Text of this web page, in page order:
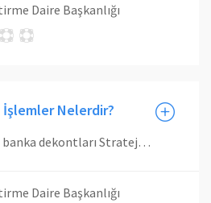
Daire Başkanlığı
Nelerdir?
Gelir tahsiline ilişkin banka dekontları Strateji Geliştirme Daire Başkanlığına gönderilir. İlgili gelir tertipleri belirlenir ve gelir kaydı yapılır. Gelir gerçekleşme durumuna göre ödenek gönderme belgesine bağlanarak serbest bırakılır. Gelir fazlasının oluşması halinde ilgili tertiplere ödenek kaydı yapılır.
Daire Başkanlığı